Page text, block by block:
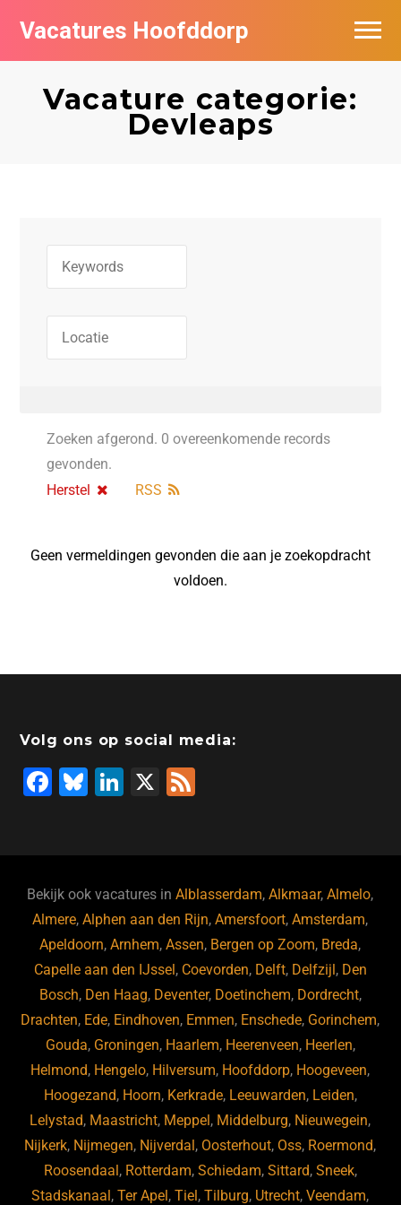
Vacatures Hoofddorp
Vacature categorie:
Devleaps
Zoeken afgerond. 0 overeenkomende records
gevonden.
Herstel
RSS
Geen vermeldingen gevonden die aan je zoekopdracht
voldoen.
Volg ons op social media:
F
b
o
o
k
Bl
ky
Li
dI
n
X
Bekijk ook vacatures inAlblasserdam,Alkmaar,Almelo,
Almere,Alphen aan den Rijn,Amersfoort,Amsterdam,
Apeldoorn,Arnhem,Assen, Bergen op Zoom, Breda,
Capelle aan den IJssel , Coevorden, Delft, Delfzijl , Den
Bosch, Den Haag, Deventer, Doetinchem, Dordrecht,
Drachten, Ede, Eindhoven, Emmen, Enschede, Gorinchem,
Gouda, Groningen, Haarlem, Heerenveen, Heerlen,
Helmond, Hengelo, Hilversum, Hoofddorp, Hoogeveen,
Hoogezand, Hoorn, Kerkrade, Leeuwarden, Leiden,
Lelystad, Maastricht, Meppel , Middelburg, Nieuwegein,
Nijkerk, Nijmegen, Nijverdal , Oosterhout, Oss, Roermond,
Roosendaal , Rotterdam, Schiedam, Sittard, Sneek,
Stadskanaal ,Ter Apel ,Tiel ,Tilburg, Utrecht,Veendam,
Vacatures per bedrijf in Hoofddorp